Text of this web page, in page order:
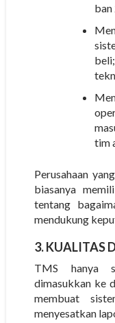
ban
tim
Perusahaan
biasanya
tentang
mendukung
3. KUALITAS
TMS hanya
dimasukkan ke
membuat
menyesatkan